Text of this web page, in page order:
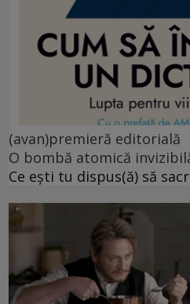
(avan)premieră editorială
O bombă atomică
Ce ești tu dispus(ă) să